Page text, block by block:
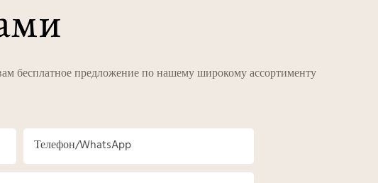
бесплатное предложение по нашему широкому ассортименту
Телефон/WhatsApp